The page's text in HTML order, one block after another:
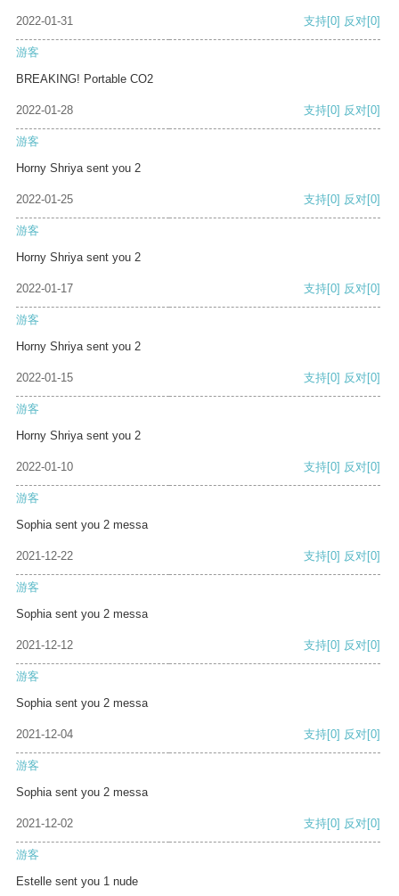
2022-01-31 支持[0] 反对[0]
游客
BREAKING! Portable CO2
2022-01-28 支持[0] 反对[0]
游客
Horny Shriya sent you 2
2022-01-25 支持[0] 反对[0]
游客
Horny Shriya sent you 2
2022-01-17 支持[0] 反对[0]
游客
Horny Shriya sent you 2
2022-01-15 支持[0] 反对[0]
游客
Horny Shriya sent you 2
2022-01-10 支持[0] 反对[0]
游客
Sophia sent you 2 messa
2021-12-22 支持[0] 反对[0]
游客
Sophia sent you 2 messa
2021-12-12 支持[0] 反对[0]
游客
Sophia sent you 2 messa
2021-12-04 支持[0] 反对[0]
游客
Sophia sent you 2 messa
2021-12-02 支持[0] 反对[0]
游客
Estelle sent you 1 nude